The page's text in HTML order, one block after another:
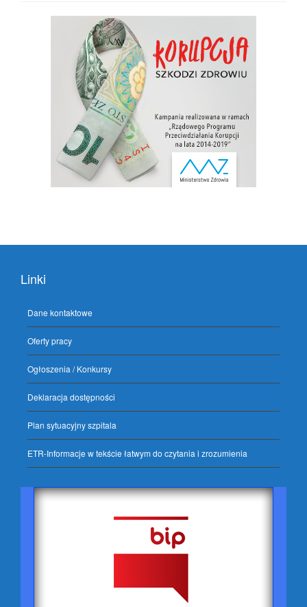
Linki
Dane kontaktowe
Oferty pracy
Ogłoszenia / Konkursy
Deklaracja dostępności
Plan sytuacyjny szpitala
ETR-Informacje w tekście łatwym do czytania i zrozumienia